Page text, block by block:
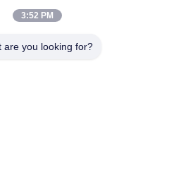
εξώθησης για το καλώδιο
3:52 PM
are you looking for?